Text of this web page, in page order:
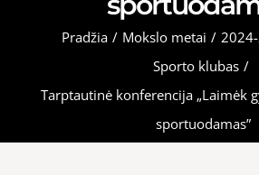
Pradžia / Mokslo metai /
Sporto klubas /
Tarptautinė konferencija „Laimėk
sportuodamas”